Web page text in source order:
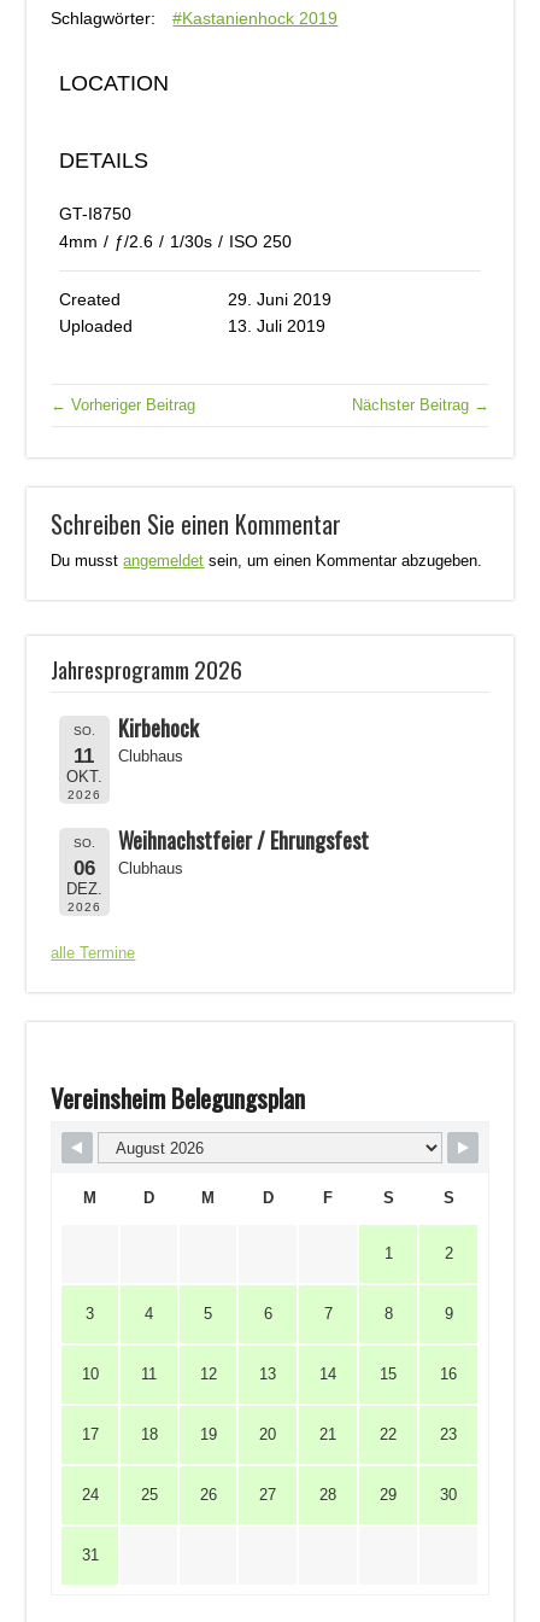
Schlagwörter:
#Kastanienhock 2019
LOCATION
DETAILS
GT-I8750
4mm / ƒ/2.6 / 1/30s / ISO 250
Created
29. Juni 2019
Uploaded
13. Juli 2019
← Vorheriger Beitrag Nächster Beitrag →
Schreiben Sie einen Kommentar
Du musstangemeldet sein, um einen Kommentar abzugeben.
Jahresprogramm 2026
SO.
11
OKT.
2026
Kirbehock
Clubhaus
SO.
06
DEZ.
2026
Weihnachstfeier / Ehrungsfest
Clubhaus
alle Termine
Vereinsheim Belegungsplan
M D M D F S S
1 2
3 4 5 6 7 8 9
10 11 12 13 14 15 16
17 18 19 20 21 22 23
24 25 26 27 28 29 30
31